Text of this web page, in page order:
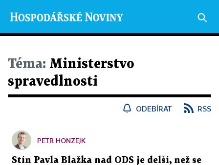
Téma: Ministerstvo
spravedlnosti
ODEBÍRAT RSS
PETR HONZEJK
Stín Pavla Blažka nad ODS je delší, než se